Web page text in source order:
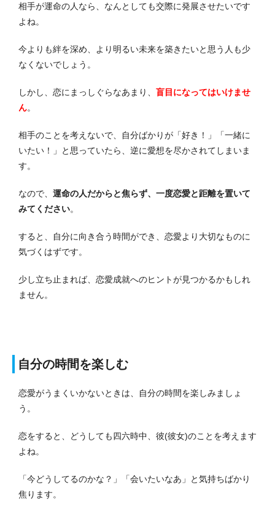
相手が運命の人なら、なんとしても交際に発展させたいです
よね。
今よりも絆を深め、より明るい未来を築きたいと思う人も少
なくないでしょう。
しかし、恋にまっしぐらなあまり、 盲目になってはいけませ
ん。
相手のことを考えないで、自分ばかりが「好き！」「一緒に
いたい！」と思っていたら、逆に愛想を尽かされてしまいま
す。
なので、 運命の人だからと焦らず、一度恋愛と距離を置いて
みてください。
すると、自分に向き合う時間ができ、恋愛より大切なものに
気づくはずです。
少し立ち止まれば、恋愛成就へのヒントが見つかるかもしれ
ません。
自分の時間を楽しむ
恋愛がうまくいかないときは、自分の時間を楽しみましょ
う。
恋をすると、どうしても四六時中、彼(彼女)のことを考えます
よね。
「今どうしてるのかな？」「会いたいなあ」と気持ちばかり
焦ります。